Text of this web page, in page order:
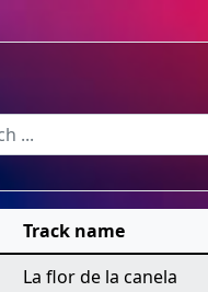
Track name
La flor de la canela